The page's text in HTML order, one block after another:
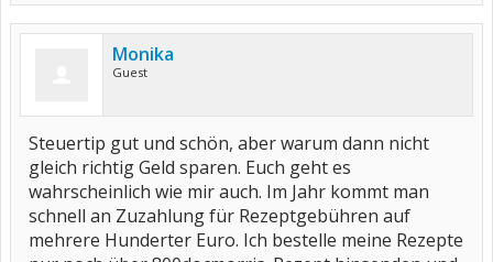
Monika
Guest
Steuertip gut und schön, aber warum dann nicht
gleich richtig Geld sparen. Euch geht es
wahrscheinlich wie mir auch. Im Jahr kommt man
schnell an Zuzahlung für Rezeptgebühren auf
mehrere Hunderter Euro. Ich bestelle meine Rezepte